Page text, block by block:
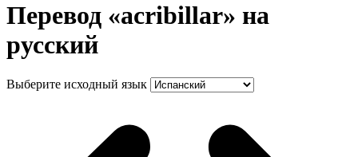
Перевод «acribillar» на
русский
Выберите исходный язык